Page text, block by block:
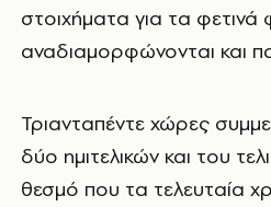
στοιχήματα για τα
αναδιαμορφώνονται και
Τριανταπέντε χώρες
δύο ημιτελικών και του
θεσμό που τα τελευταία